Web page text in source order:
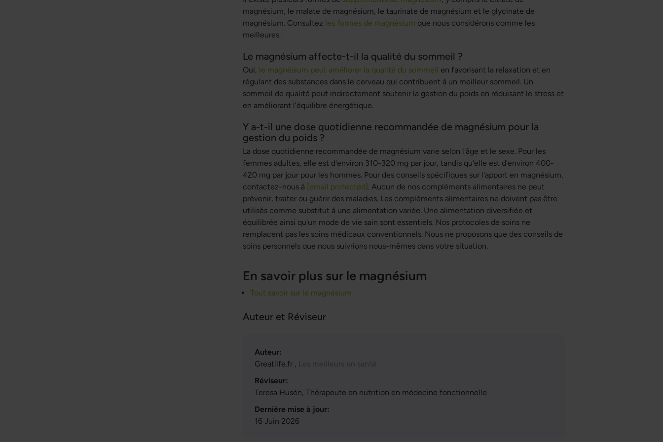
magnésium, le malate de magnésium, le taurinate de magnésium et le glycinate de
magnésium. Consultez les formes de magnésium que nous considérons comme les
meilleures.
Le magnésium affecte-t-il la qualité du sommeil ?
Oui, le magnésium peut améliorer la qualité du sommeil en favorisant la relaxation et en
régulant des substances dans le cerveau qui contribuent à un meilleur sommeil. Un
sommeil de qualité peut indirectement soutenir la gestion du poids en réduisant le stress et
en améliorant l'équilibre énergétique.
Y a-t-il une dose quotidienne recommandée de magnésium pour la
gestion du poids ?
La dose quotidienne recommandée de magnésium varie selon l'âge et le sexe. Pour les
femmes adultes, elle est d'environ 310-320 mg par jour, tandis qu'elle est d'environ 400-
420 mg par jour pour les hommes. Pour des conseils spécifiques sur l'apport en magnésium,
contactez-nous à [email protected] . Aucun de nos compléments alimentaires ne peut
prévenir, traiter ou guérir des maladies. Les compléments alimentaires ne doivent pas être
utilisés comme substitut à une alimentation variée. Une alimentation diversifiée et
équilibrée ainsi qu’un mode de vie sain sont essentiels. Nos protocoles de soins ne
remplacent pas les soins médicaux conventionnels. Nous ne proposons que des conseils de
soins personnels que nous suivrions nous-mêmes dans votre situation.
En savoir plus sur le magnésium
Tout savoir sur le magnésium
Auteur et Réviseur
Auteur:
Greatlife.fr , Les meilleurs en santé
Réviseur:
Teresa Husén, Thérapeute en nutrition en médecine fonctionnelle
Dernière mise à jour:
16 Juin 2026